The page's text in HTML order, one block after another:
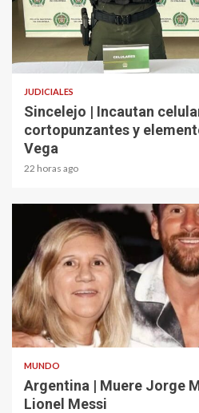
2 min read
JUDICIALES
Sincelejo | Incautan
cortopunzantes y
Vega
22 horas ago
2 min read
MUNDO
Argentina | Muere Jorge
Lionel Messi